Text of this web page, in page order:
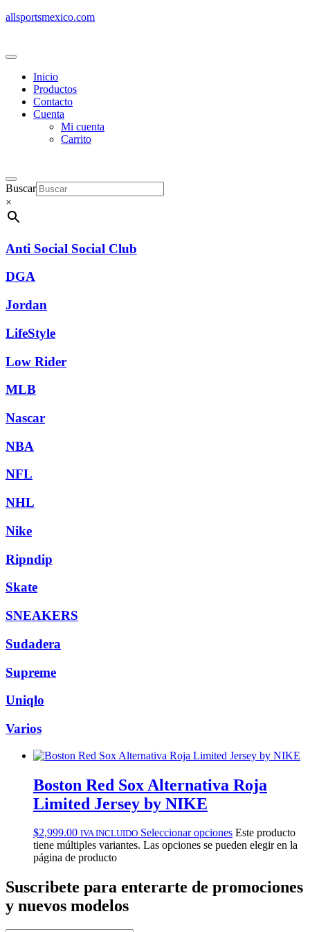
allsportsmexico.com
Inicio
Productos
Contacto
Cuenta
Mi cuenta
Carrito
Buscar
×
Anti Social Social Club
DGA
Jordan
LifeStyle
Low Rider
MLB
Nascar
NBA
NFL
NHL
Nike
Ripndip
Skate
SNEAKERS
Sudadera
Supreme
Uniqlo
Varios
Boston Red Sox Alternativa Roja
Limited Jersey by NIKE
$2,999.00 IVA INCLUIDO Seleccionar opciones Este producto
tiene múltiples variantes. Las opciones se pueden elegir en la
página de producto
Suscribete para enterarte de promociones
y nuevos modelos